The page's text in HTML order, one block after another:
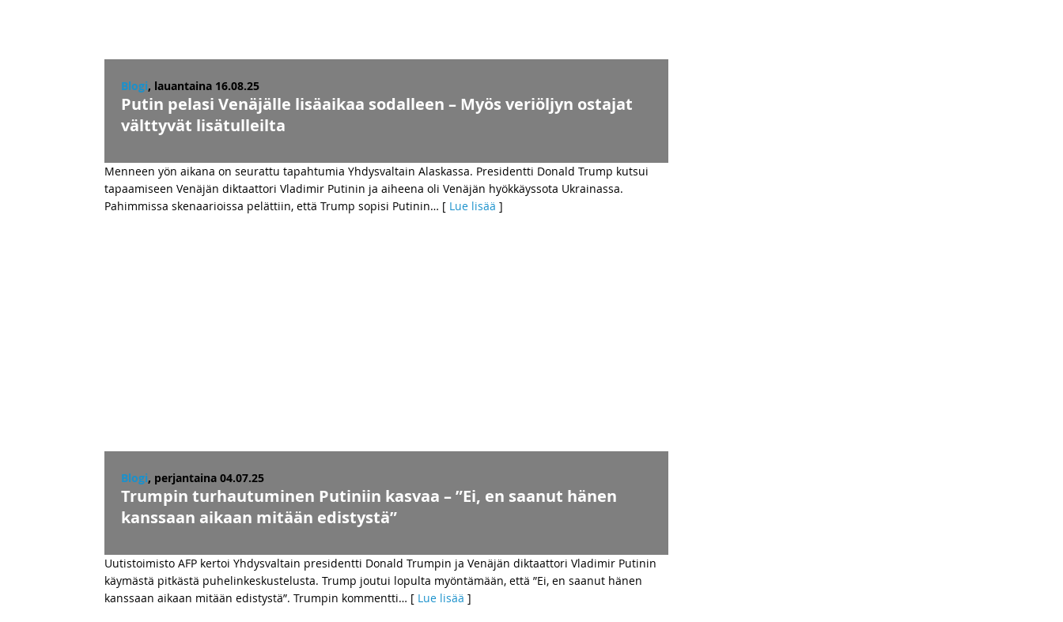
Blogi, lauantaina 16.08.25
Putin pelasi Venäjälle lisäaikaa sodalleen – Myös veriöljyn ostajat
välttyvät lisätulleilta
Menneen yön aikana on seurattu tapahtumia Yhdysvaltain Alaskassa. Presidentti Donald Trump kutsui
tapaamiseen Venäjän diktaattori Vladimir Putinin ja aiheena oli Venäjän hyökkäyssota Ukrainassa.
Pahimmissa skenaarioissa pelättiin, että Trump sopisi Putinin… [ Lue lisää ]
Blogi, perjantaina 04.07.25
Trumpin turhautuminen Putiniin kasvaa – ”Ei, en saanut hänen
kanssaan aikaan mitään edistystä”
Uutistoimisto AFP kertoi Yhdysvaltain presidentti Donald Trumpin ja Venäjän diktaattori Vladimir Putinin
käymästä pitkästä puhelinkeskustelusta. Trump joutui lopulta myöntämään, että ”Ei, en saanut hänen
kanssaan aikaan mitään edistystä”. Trumpin kommentti… [ Lue lisää ]